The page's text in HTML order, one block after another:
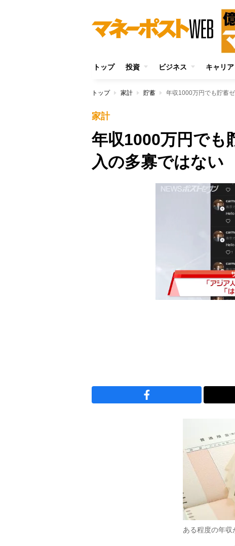
トップ 投資 ビジネス キャリア
トップ 家計 貯蓄 年収1000万円でも貯蓄
家計
年収1000万円で
入の多寡ではない
ある程度の年収